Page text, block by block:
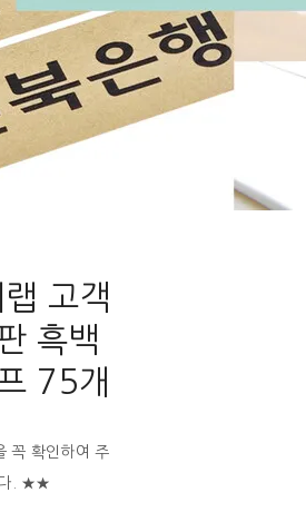
랩 고객
흑백
75개
꼭 확인하여 주
다. ★★